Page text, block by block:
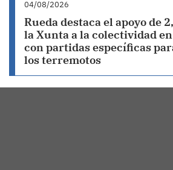
04/08/2026
Rueda destaca el apoyo de
la Xunta a la colectividad
con partidas específicas
los terremotos